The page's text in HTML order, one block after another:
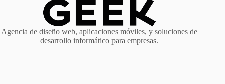
Agencia de diseño web, aplicaciones móviles, y soluciones de
desarrollo informático para empresas.